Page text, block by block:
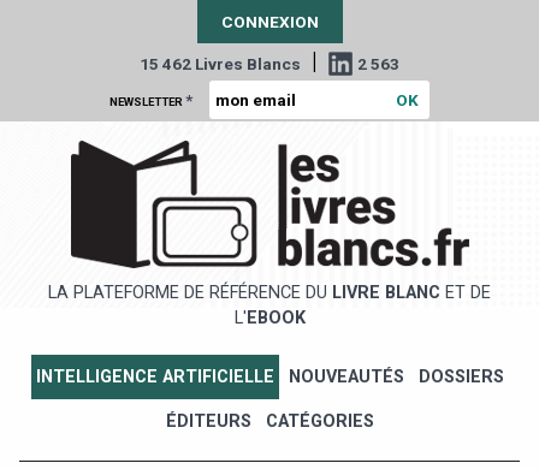
CONNEXION
15 462 Livres Blancs | 2 563
NEWSLETTER *
LA PLATEFORME DE RÉFÉRENCE DU LIVRE BLANC ET DE
L' EBOOK
INTELLIGENCE ARTIFICIELLE NOUVEAUTÉS DOSSIERS
ÉDITEURS CATÉGORIES